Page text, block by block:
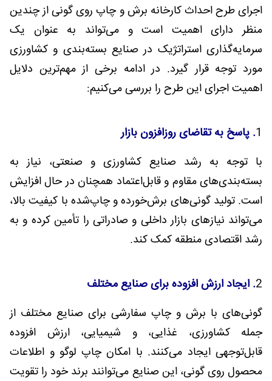
اجرای طرح احداث کارخانه برش و چاپ روی گونی از چندین
منظر دارای اهمیت است و می‌تواند به عنوان یک
سرمایه‌گذاری استراتژیک در صنایع بسته‌بندی و کشاورزی
مورد توجه قرار گیرد. در ادامه برخی از مهم‌ترین دلایل
اهمیت اجرای این طرح را بررسی می‌کنیم:
1. پاسخ به تقاضای روزافزون بازار
با توجه به رشد صنایع کشاورزی و صنعتی، نیاز به
بسته‌بندی‌های مقاوم و قابل‌اعتماد همچنان در حال افزایش
است. تولید گونی‌های برش‌خورده و چاپ‌شده با کیفیت بالا،
می‌تواند نیازهای بازار داخلی و صادراتی را تأمین کرده و به
رشد اقتصادی منطقه کمک کند.
2. ایجاد ارزش افزوده برای صنایع مختلف
گونی‌های با برش و چاپ سفارشی برای صنایع مختلف از
جمله کشاورزی، غذایی، و شیمیایی، ارزش افزوده
قابل‌توجهی ایجاد می‌کنند. با امکان چاپ لوگو و اطلاعات
محصول روی گونی، این صنایع می‌توانند برند خود را تقویت